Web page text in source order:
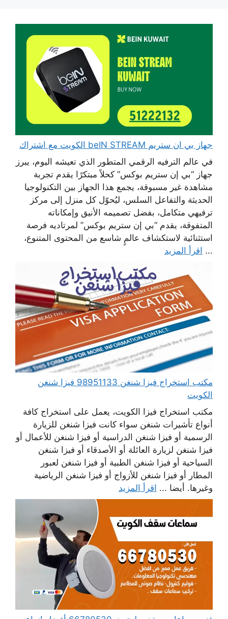
جهاز بي ان ستريم beIN STREAM الكويت مع اشتراك
في عالم الترفيه الرقمي المتطور الذي تعيشه اليوم، يبرز
جهاز “بي إن ستريم بوكس” كحلاً مبتكرًا يقدم تجربة
مشاهدة غير مسبوقة، يجمع هذا الجهاز بين التكنولوجيا
الحديثة والتفاعل السلس، ليُحوّل كل منزل إلى مركز
ترفيهي متكامل، بفضل تصميمه الأنيق وإمكاناته
المتفوقة، يقدم “بي إن ستريم بوكس” لمرتاديه فرصة
استثنائية لاستكشاف عالمٍ شاسع من المحتوى المتنوع،
... اقرأ المزيد
مكتب استخراج فيزا شنغن 98951133 فيزا شنغن
الكويت
مكتب استخراج فيزا الكويت، يعمل على استخراج كافة
أنواع تأشيرات شنغن سواء كانت فيزا شنغن للزيارة
الرسمية أو فيزا شنغن الدراسية أو فيزا شنغن للأعمال أو
فيزا شنغن لزيارة العائلة أو الأصدقاء أو فيزا شنغن
السياحية أو فيزا شنغن الطبية أو فيزا شنغن لعبور
المطار أو فيزا شنغن للأزواج أو فيزا شنغن الرياضية
وغيرها. أيضا ... اقرأ المزيد